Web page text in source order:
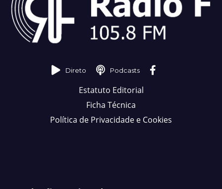
Direto Podcasts
Estatuto Editorial
Ficha Técnica
Política de Privacidade e Cookies